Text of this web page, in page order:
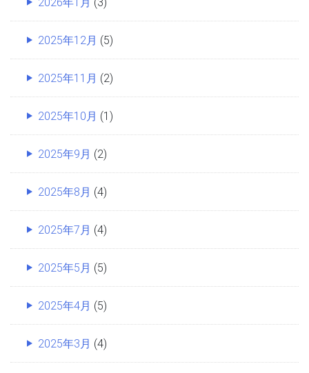
2025年12月 (5)
2025年11月 (2)
2025年10月 (1)
2025年9月 (2)
2025年8月 (4)
2025年7月 (4)
2025年5月 (5)
2025年4月 (5)
2025年3月 (4)